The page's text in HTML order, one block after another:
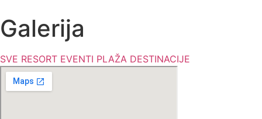
Galerija
SVE RESORT EVENTI PLAŽA DESTINACIJE